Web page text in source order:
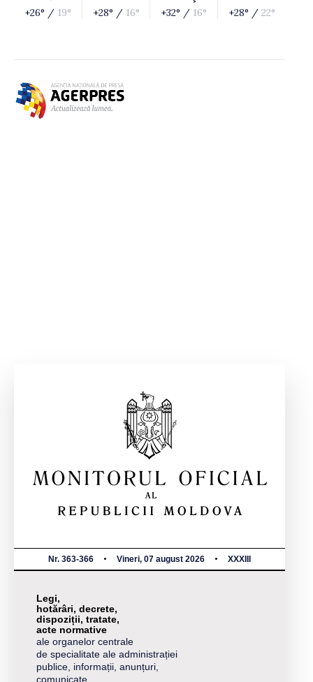
+26° / 19° +28° / 16° +32° / 16° +28° / 22°
Nr. 363-366 Vineri, 07 august 2026 XXXIII
Legi,
hotărâri, decrete,
dispoziții, tratate,
acte normative
ale organelor centrale
de specialitate ale administrației
publice, informații, anunțuri,
comunicate